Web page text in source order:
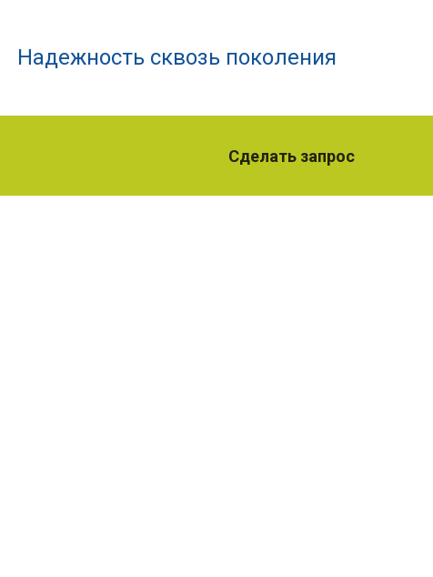
Надежность сквозь поколения
Сделать запрос